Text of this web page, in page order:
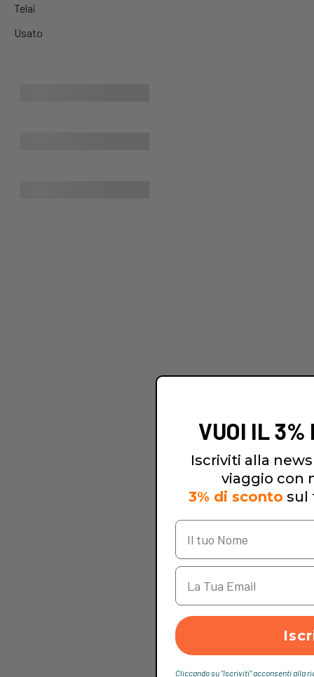
Telai
Usato
VUOI IL 3%
Iscriviti alla
viaggio con
3% di sconto sul
Cliccando su “Iscriviti“ acconsenti alla